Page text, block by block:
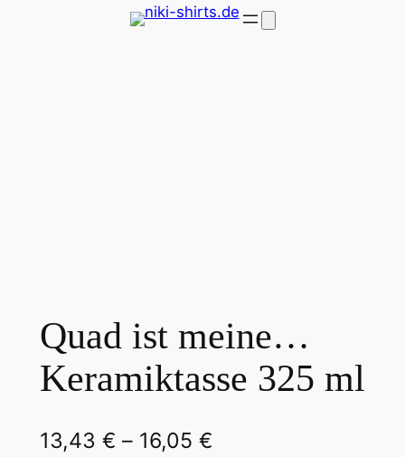
Quad ist meine…
Keramiktasse 325 ml
13,43 € – 16,05 €P